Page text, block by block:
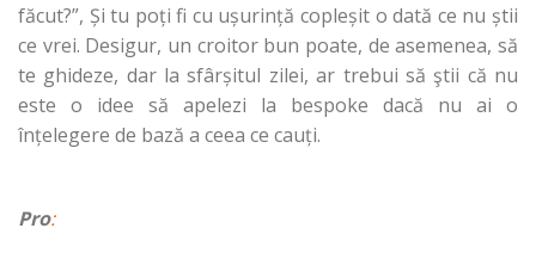
făcut?”, Și tu poți fi cu ușurință copleșit o dată ce nu știi
ce vrei. Desigur, un croitor bun poate, de asemenea, să
te ghideze, dar la sfârșitul zilei, ar trebui să ştii că nu
este o idee să apelezi la bespoke dacă nu ai o
înțelegere de bază a ceea ce cauți.
Pro: